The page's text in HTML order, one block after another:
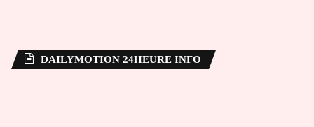
DAILYMOTION 24HEURE INFO